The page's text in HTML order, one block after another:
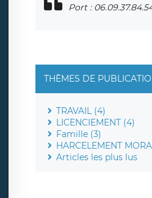
Port :
THÈMES DE
TRAVAIL (4)
LICENCIEMENT (4)
Famille (3)
HARCELEMENT
Articles les plus lus